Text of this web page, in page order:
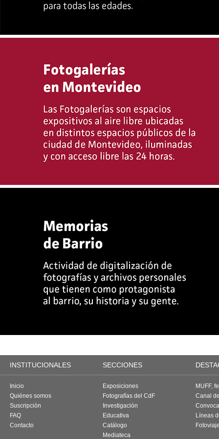
INSTITUCIONALES SECCIONES
Inicio
Quiénes somos
Suscripción
FAQ
Contacto
Exposiciones
Fotografías del CdF
Investigación
Educativa
Catálogo
Mediateca
MUFF,
Canal
Líneas